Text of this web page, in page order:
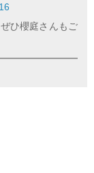
ひ櫻庭さんもご